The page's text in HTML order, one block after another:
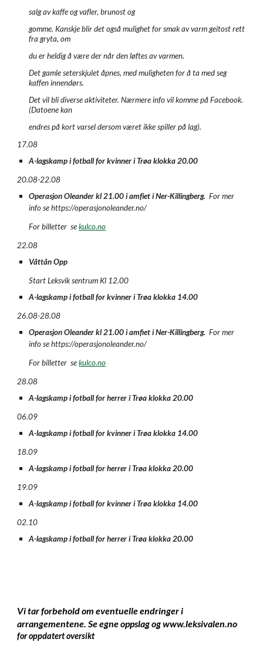
salg av kaffe og vafler, brunost og
gomme. Kanskje blir det også mulighet for smak av varm geitost rett
fra gryta, om
du er heldig å være der når den løftes av varmen.
Det gamle seterskjulet åpnes, med muligheten for å ta med seg
kaffen innendørs.
Det vil bli diverse aktiviteter. Nærmere info vil komme på Facebook.
(Datoene kan
endres på kort varsel dersom været ikke spiller på lag).
17.08
A-lagskamp i fotball for kvinner i Trøa klokka20.00
20.08-22.08
Operasjon Oleander kl 21.00 i amfiet i Ner-Killingberg. For mer
info se https://operasjonoleander.no/
For billetter sekulco.no
22.08
Våttån Opp
Start Leksvik sentrum Kl 12.00
A-lagskamp i fotball for kvinner i Trøa klokka 14.00
26.08-28.08
Operasjon Oleander kl 21.00 i amfiet i Ner-Killingberg. For mer
info se https://operasjonoleander.no/
For billetter sekulco.no
28.08
A-lagskamp i fotball for herrer i Trøa klokka 20.00
06.09
A-lagskamp i fotball for kvinner i Trøa klokka 14.00
18.09
A-lagskamp i fotball for herrer i Trøa klokka 20.00
19.09
A-lagskamp i fotball for kvinner i Trøa klokka 14.00
02.10
A-lagskamp i fotball for herrer i Trøa klokka 20.00
Vi tar forbehold om eventuelle endringer i
arrangementene. Se egne oppslag og www.leksivalen.no
for oppdatert oversikt